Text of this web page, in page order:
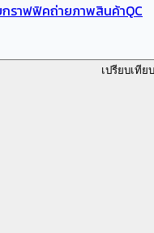
ราฟฟิคถ่ายภาพสินค้าQC
เปรียบเทียบ